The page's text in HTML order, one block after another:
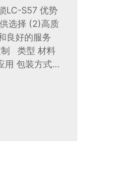
LC-S57 优势
选择 (2)高质
良好的服务
制 类型 材料
用 包装方式...